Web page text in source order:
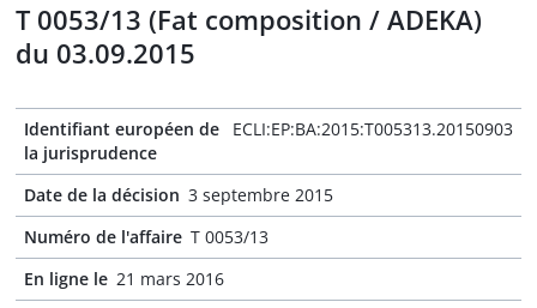
T 0053/13 (Fat composition / ADEKA)
du 03.09.2015
Identifiant européen de
la jurisprudence
ECLI:EP:BA:2015:T005313.20150903
Date de la décision 3 septembre 2015
Numéro de l'affaire T 0053/13
En ligne le 21 mars 2016